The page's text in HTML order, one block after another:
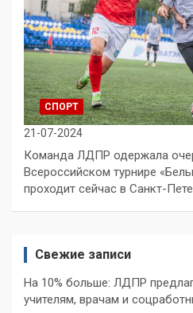
СПОРТ
21-07-2024
Команда ЛДПР одержала
Всероссийском турнире
проходит сейчас в Санкт-
Свежие записи
На 10% больше: ЛДПР
учителям, врачам и